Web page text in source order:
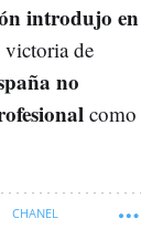
introdujo en
de
no
como
CHANEL